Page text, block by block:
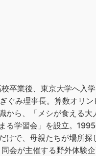
卒業後、東京大学へ入
ぐみ理事長。算数オリ
から、「メシが食える
る学習会」を設立。
けで、母親たちが場所
会が主催する野外体験